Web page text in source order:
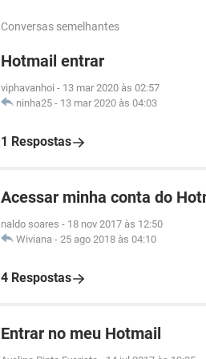
Conversas semelhantes
Hotmail entrar
viphavanhoi - 13 mar 2020 às 02:57
ninha25 - 13 mar 2020 às 04:03
1 Respostas
Acessar minha conta do
naldo soares - 18 nov 2017 às 12:50
Wiviana - 25 ago 2018 às 04:10
4 Respostas
Entrar no meu Hotmail